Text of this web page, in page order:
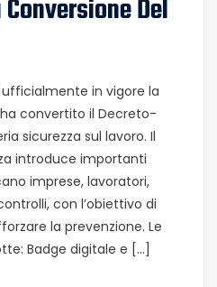
Del
ufficialmente in vigore la
ha convertito il Decreto-
sicurezza sul lavoro. Il
introduce importanti
imprese, lavoratori,
con l’obiettivo di
la prevenzione. Le
Badge digitale e […]